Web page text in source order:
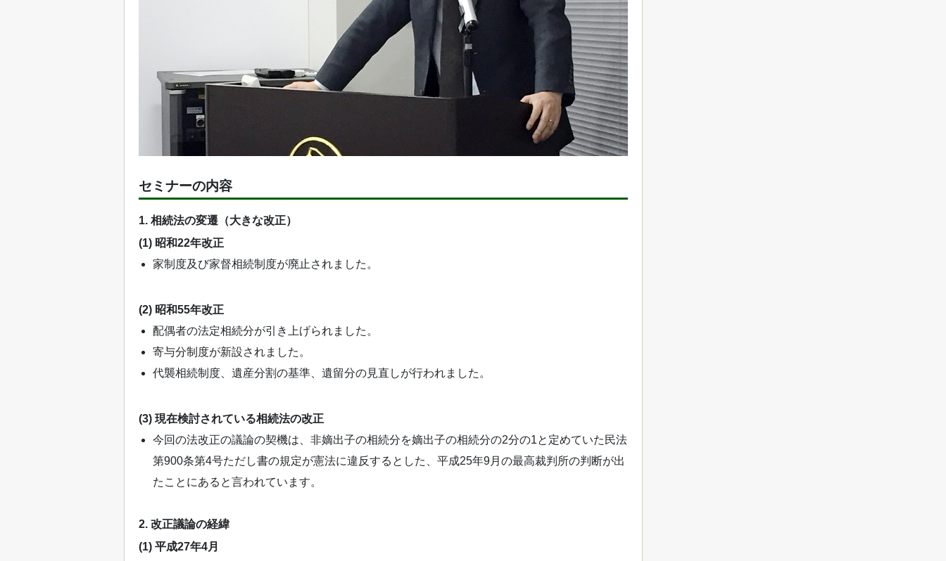
セミナーの内容
1. 相続法の変遷（大きな改正）
(1) 昭和22年改正
家制度及び家督相続制度が廃止されました。
(2) 昭和55年改正
配偶者の法定相続分が引き上げられました。
寄与分制度が新設されました。
代襲相続制度、遺産分割の基準、遺留分の見直しが行われました。
(3) 現在検討されている相続法の改正
今回の法改正の議論の契機は、非嫡出子の相続分を嫡出子の相続分の2分の1と定めていた民法
第900条第4号ただし書の規定が憲法に違反するとした、平成25年9月の最高裁判所の判断が出
たことにあると言われています。
2. 改正議論の経緯
(1) 平成27年4月